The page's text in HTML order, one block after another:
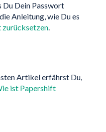
Du Dein Passwort
Anleitung, wie Du es
zurücksetzen.
Artikel erfährst Du,
ist Papershift